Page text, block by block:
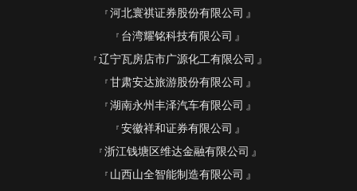
河北寰祺证券股份有限公司
台湾耀铭科技有限公司
辽宁瓦房店市广源化工有限公司
甘肃安达旅游股份有限公司
湖南永州丰泽汽车有限公司
安徽祥和证券有限公司
浙江钱塘区维达金融有限公司
山西山全智能制造有限公司